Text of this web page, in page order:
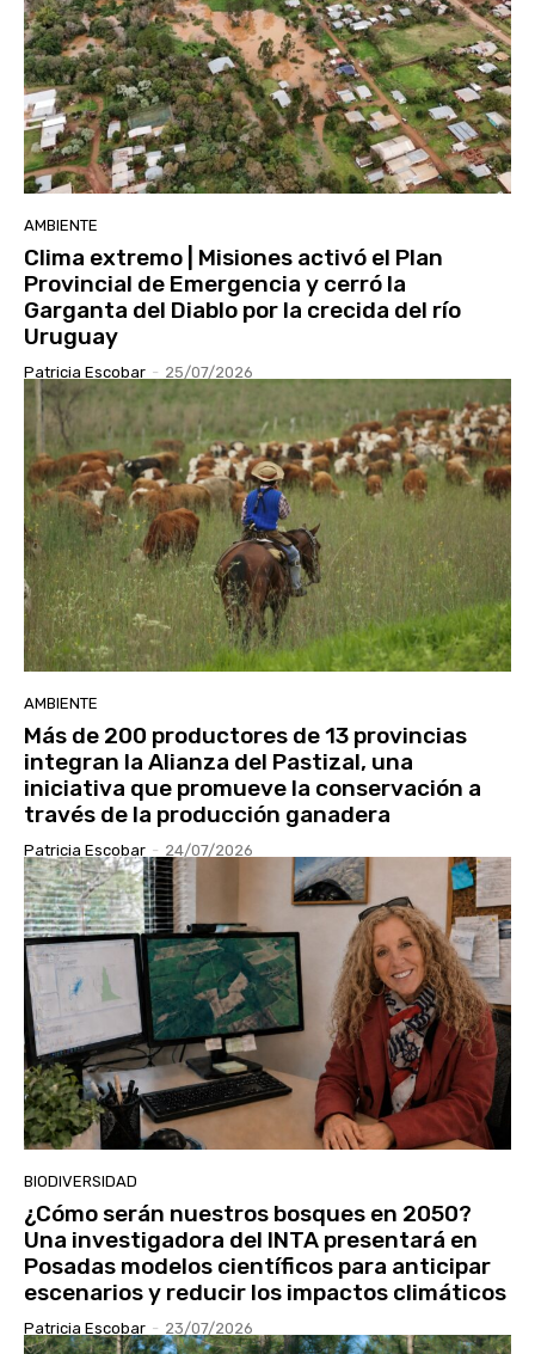
AMBIENTE
Clima extremo | Misiones activó el Plan
Provincial de Emergencia y cerró la
Garganta del Diablo por la crecida del río
Uruguay
Patricia Escobar - 25/07/2026
AMBIENTE
Más de 200 productores de 13 provincias
integran la Alianza del Pastizal, una
iniciativa que promueve la conservación a
través de la producción ganadera
Patricia Escobar - 24/07/2026
BIODIVERSIDAD
¿Cómo serán nuestros bosques en 2050?
Una investigadora del INTA presentará en
Posadas modelos científicos para anticipar
escenarios y reducir los impactos climáticos
Patricia Escobar - 23/07/2026